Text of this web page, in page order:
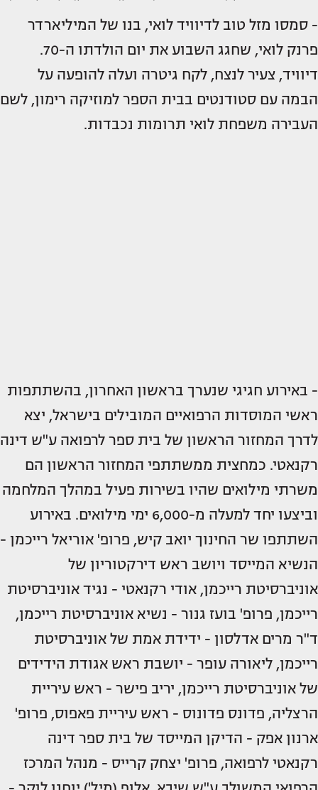
- סמסו מזל טוב לדיוויד לואי, בנו של המיליארדר
פרנק לואי, שחגג השבוע את יום הולדתו ה-70.
דיוויד, צעיר לנצח, לקח גיטרה ועלה להופעה על
הבמה עם סטודנטים בבית הספר למוזיקה רימון, לשם
העבירה משפחת לואי תרומות נכבדות.
- באירוע חגיגי שנערך בראשון האחרון, בהשתתפות
ראשי המוסדות הרפואיים המובילים בישראל, יצא
לדרך המחזור הראשון של בית ספר לרפואה ע"ש דינה
רקנאטי. כמחצית ממשתתפי המחזור הראשון הם
משרתי מילואים שהיו בשירות פעיל במהלך המלחמה
וביצעו יחד למעלה מ-6,000 ימי מילואים. באירוע
השתתפו שר החינוך יואב קיש, פרופ' אוריאל רייכמן -
הנשיא המייסד ויושב ראש דירקטוריון של
אוניברסיטת רייכמן, אודי רקנאטי - נגיד אוניברסיטת
רייכמן, פרופ' בועז גנור - נשיא אוניברסיטת רייכמן,
ד"ר מרים אדלסון - ידידת אמת של אוניברסיטת
רייכמן, ליאורה עופר - יושבת ראש אגודת הידידים
של אוניברסיטת רייכמן, יריב פישר - ראש עיריית
הרצליה, פדונס פדונוס - ראש עיריית פאפוס, פרופ'
ארנון אפק - הדיקן המייסד של בית ספר דינה
רקנאטי לרפואה, פרופ' יצחק קרייס - מנהל המרכז